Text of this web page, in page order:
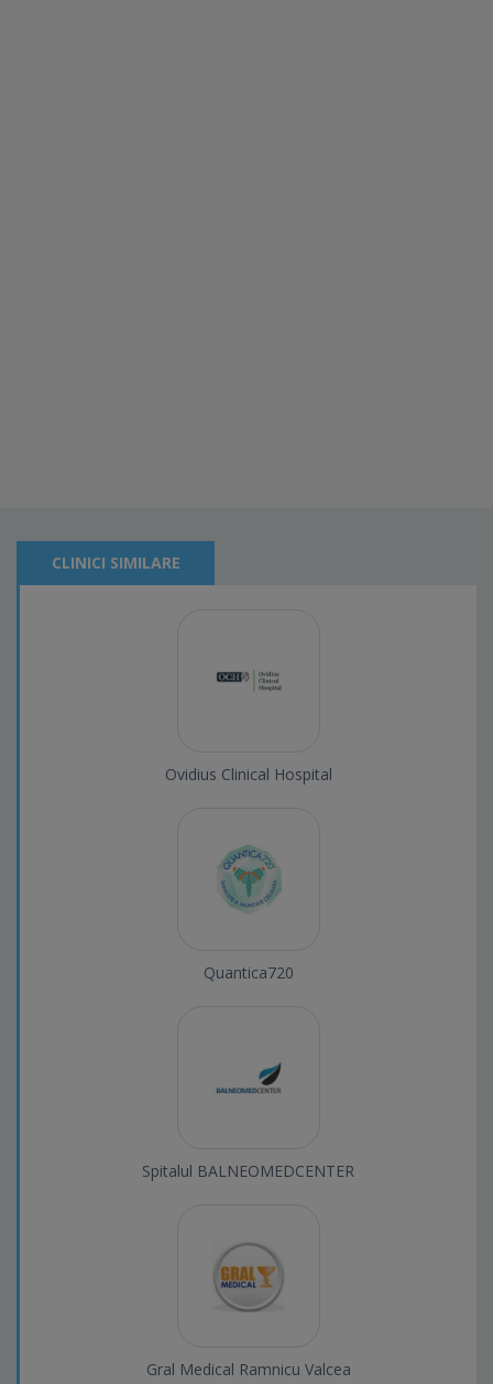
CLINICI SIMILARE
Ovidius Clinical Hospital
Quantica720
Spitalul BALNEOMEDCENTER
Gral Medical Ramnicu Valcea